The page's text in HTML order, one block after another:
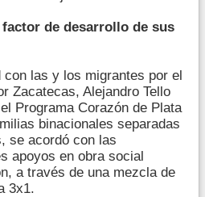
de desarrollo de sus
con las y los migrantes por el
Zacatecas, Alejandro Tello
Programa Corazón de Plata
binacionales separadas
se acordó con las
apoyos en obra social
a través de una mezcla de
3x1.